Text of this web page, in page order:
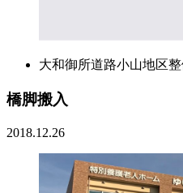
大和御所道路小山地区
橋脚搬入
2018.12.26